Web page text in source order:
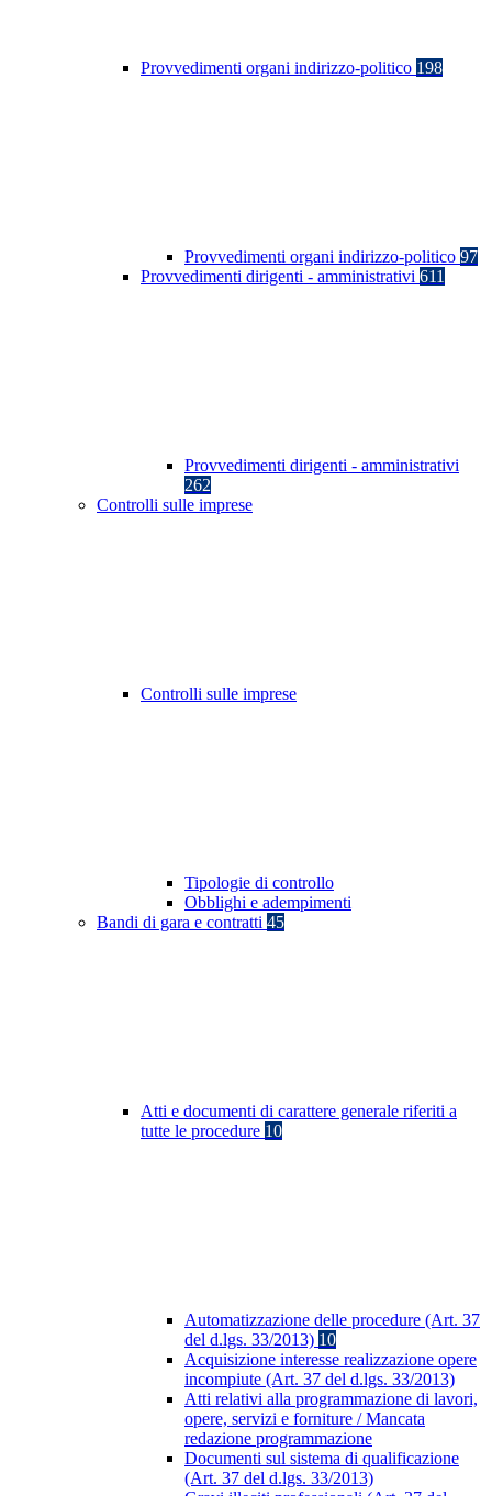
Provvedimenti organi indirizzo-politico 198
Provvedimenti organi indirizzo-politico 97
Provvedimenti dirigenti - amministrativi 611
Provvedimenti dirigenti - amministrativi
262
Controlli sulle imprese
Controlli sulle imprese
Tipologie di controllo
Obblighi e adempimenti
Bandi di gara e contratti 45
Atti e documenti di carattere generale riferiti a
tutte le procedure 10
Automatizzazione delle procedure (Art. 37
del d.lgs. 33/2013) 10
Acquisizione interesse realizzazione opere
incompiute (Art. 37 del d.lgs. 33/2013)
Atti relativi alla programmazione di lavori,
opere, servizi e forniture / Mancata
redazione programmazione
Documenti sul sistema di qualificazione
(Art. 37 del d.lgs. 33/2013)